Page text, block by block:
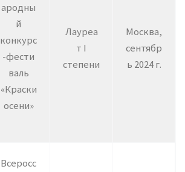
ародны
й
конкурс
-фести
валь
«Краски
осени»
Лауреа
т I
степени
Москва,
сентябр
ь 2024 г.
Всеросс